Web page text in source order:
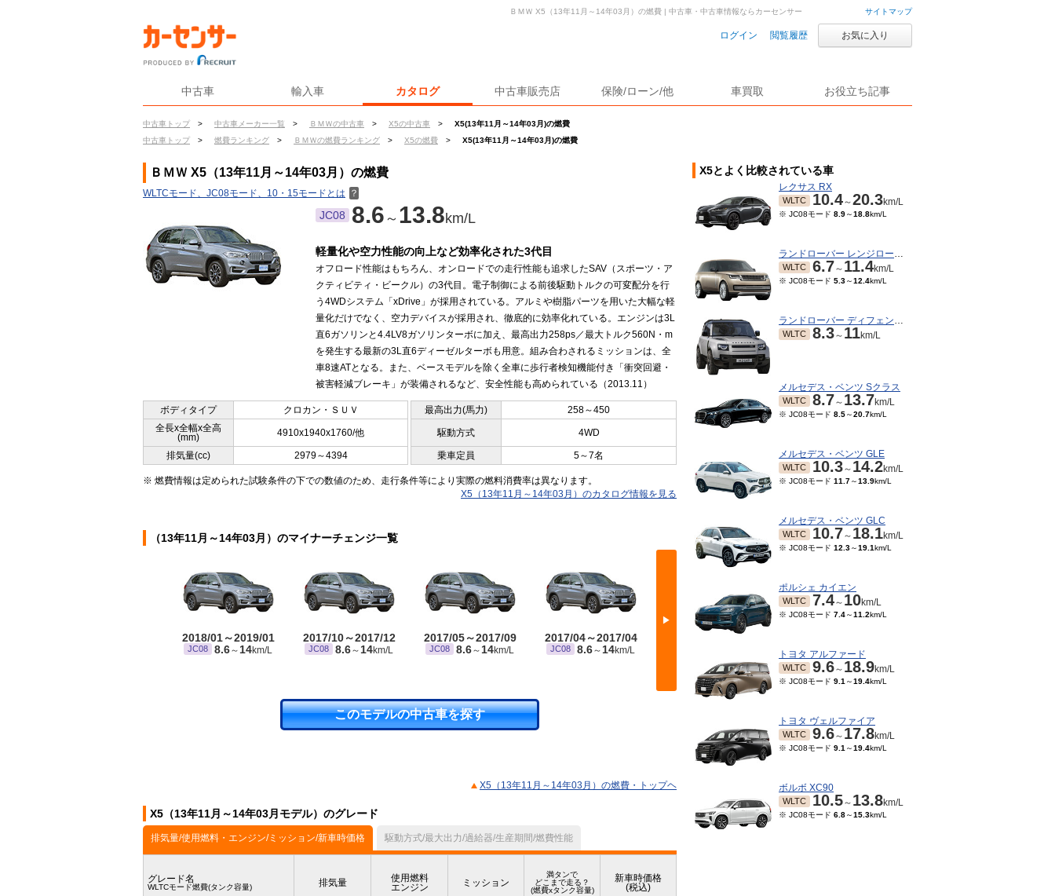
サイトマップ
ログイン 閲覧履歴 お気に入り
中古車 輸入車 カタログ 中古車販売店 保険/ローン/他 車買取 お役立ち記事
中古車トップ > 中古車メーカー一覧 > ＢＭＷの中古車 > X5の中古車 >
X5(13年11月～14年03月)の燃費
中古車トップ
> 燃費ランキング > ＢＭＷの燃費ランキング > X5の燃費 > X5(13年11月～14年03月)の燃費
ＢＭＷ X5（13年11月～14年03月）の燃費 | 中古車・中古車情報ならカーセンサー
ＢＭＷ X5（13年11月～14年03月）の燃費
WLTCモード、JC08モード、10・15モードとは ？
JC08 8.6 ～ 13.8km/L
軽量化や空力性能の向上など効率化された3代目
オフロード性能はもちろん、オンロードでの走行性能も追求したSAV（スポーツ・ア
クティビティ・ビークル）の3代目。電子制御による前後駆動トルクの可変配分を行
う4WDシステム「xDrive」が採用されている。アルミや樹脂パーツを用いた大幅な軽
量化だけでなく、空力デバイスが採用され、徹底的に効率化れている。エンジンは3L
直6ガソリンと4.4LV8ガソリンターボに加え、最高出力258ps／最大トルク560N・m
を発生する最新の3L直6ディーゼルターボも用意。組み合わされるミッションは、全
車8速ATとなる。また、ベースモデルを除く全車に歩行者検知機能付き「衝突回避・
被害軽減ブレーキ」が装備されるなど、安全性能も高められている（2013.11）
ボディタイプ クロカン・ＳＵＶ 最高出力(馬力)
258～450
全長x全幅x全高
(mm)
4910x1940x1760/他 駆動方式 4WD
排気量(cc) 2979～4394 乗車定員 5～7名
※ 燃費情報は定められた試験条件の下での数値のため、走行条件等により実際の燃料消費率は異なります。
X5（13年11月～14年03月）のカタログ情報を見る
（13年11月～14年03月）のマイナーチェンジ一覧
▶
2018/01～2019/01
JC08 8.6～14km/L
2017/10～2017/12
JC08 8.6～14km/L
2017/05～2017/09
JC08 8.6～14km/L
2017/04～2017/04
JC08 8.6～14km/L
2016/10～2017/03
JC08 8.6 ～14 km/L
このモデルの中古車を探す
X5（13年11月～14年03月）の燃費・トップヘ
X5（13年11月～14年03月モデル）のグレード
排気量/使用燃料・エンジン/ミッション/新車時価格 駆動方式/最大出力/過給器/生産期間/燃費性能
グレード名
WLTCモード燃費(タンク容量) 排気量
使用燃料
エンジン
ミッション
満タンで
どこまで走る？
(燃費xタンク容量)
新車時価格
(税込)
X5とよく比較されている車
レクサス RX
WLTC 10.4～20.3km/L
※ JC08モード 8.9～18.8km/L
ランドローバー レンジローバー
WLTC 6.7～ 11.4km/L
※ JC08モード 5.3～12.4km/L
ランドローバー ディフェンダー
WLTC 8.3～ 11km/L
メルセデス・ベンツ Sクラス
WLTC 8.7～ 13.7km/L
※ JC08モード 8.5～20.7km/L
メルセデス・ベンツ GLE
WLTC 10.3～ 14.2km/L
※ JC08モード 11.7～13.9km/L
メルセデス・ベンツ GLC
WLTC 10.7～ 18.1km/L
※ JC08モード 12.3～19.1km/L
ポルシェ カイエン
WLTC 7.4～ 10km/L
※ JC08モード 7.4～11.2km/L
トヨタ アルファード
WLTC 9.6～ 18.9km/L
※ JC08モード 9.1 ～19.4km/L
トヨタ ヴェルファイア
WLTC 9.6～ 17.8km/L
※ JC08モード 9.1 ～19.4km/L
ボルボ XC90
WLTC 10.5～ 13.8km/L
※ JC08モード 6.8～15.3km/L